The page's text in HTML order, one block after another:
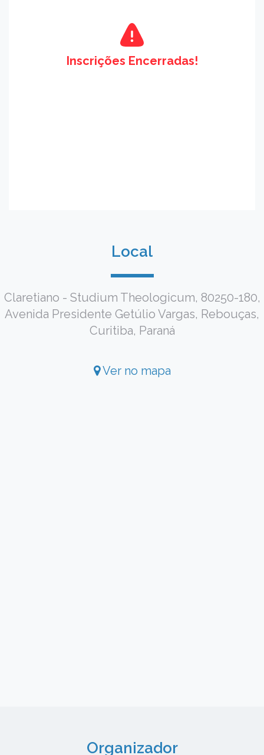
Inscrições Encerradas!
Local
Claretiano - Studium Theologicum, 80250-180,
Avenida Presidente Getúlio Vargas, Rebouças,
Curitiba, Paraná
Ver no mapa
Organizador